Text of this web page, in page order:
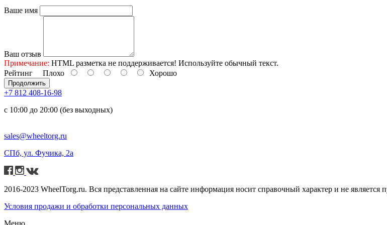
Ваше имя
Ваш отзыв
Примечание: HTML разметка не поддерживается! Используйте обычный текст.
Рейтинг Плохо Хорошо
Продолжить
+7 812 408-16-98
с 10:00 до 20:00 (без выходных)
sales@wheeltorg.ru
СПб, ул. Фучика, 2а
2016-2023 WheelTorg.ru. Вся представленная на сайте информация носит справочный характер и не является
Условия продажи и обработки персональных данных
Меню